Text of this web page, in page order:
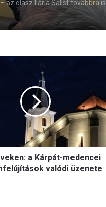
az olasz Ilaria Salist továbbra is
jog védi
a Kárpát-medencei
valódi üzenete